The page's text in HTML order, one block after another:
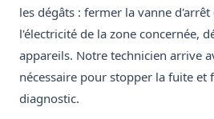
les dégâts : fermer la vanne
l'électricité de la zone concernée,
appareils. Notre technicien arrive
nécessaire pour stopper la fuite et
diagnostic.